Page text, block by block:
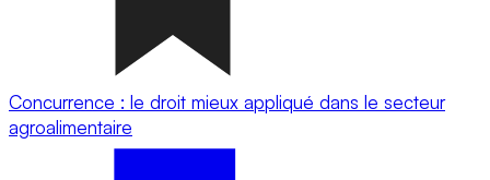
Concurrence : le droit mieux appliqué dans le secteur
agroalimentaire